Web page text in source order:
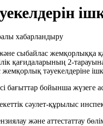
сыбайлас
қағидаларының 2-
тәуекелдеріне
бағыттар бойынша жүзеге
сәулет-құрылыс
және аттестаттау